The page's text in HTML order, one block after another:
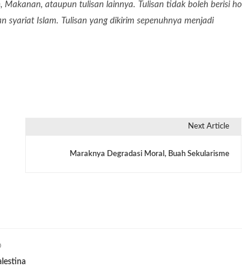
Makanan, ataupun tulisan lainnya. Tulisan tidak boleh berisi
syariat Islam. Tulisan yang dikirim sepenuhnya menjadi
Next Article
Maraknya Degradasi Moral, Buah Sekularisme